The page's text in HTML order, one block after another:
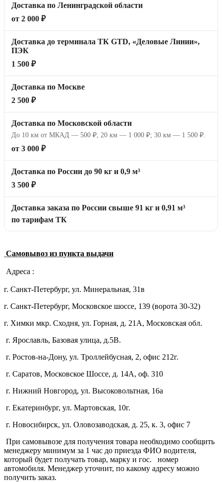
Доставка по Ленинградской области
от 2 000 ₽
Доставка до терминала ТК GTD, «Деловые Линии»,
ПЭК
1 500 ₽
Доставка по Москве
2 500 ₽
Доставка по Московской области
До 10 км от МКАД — 500 ₽; 20 км — 1 000 ₽; 30 км — 1 500 ₽.
от 3 000 ₽
Доставка по России до 90 кг и 0,9 м³
3 500 ₽
Доставка заказа по России свыше 91 кг и 0,91 м³
по тарифам ТК
Самовывоз из пункта выдачи
Адреса :
г. Санкт-Петербург, ул. Минеральная, 31в
г. Санкт-Петербург, Московское шоссе, 139 (ворота 30-32)
г. Химки мкр. Сходня, ул. Горная, д. 21А, Московская обл.
г. Ярославль, Базовая улица, д.5В.
г. Ростов-на-Дону, ул. Троллейбусная, 2, офис 212г.
г. Саратов, Московское Шоссе, д. 14А, оф. 310
г. Нижний Новгород, ул. Высоковольтная, 16а
г. Екатеринбург, ул. Мартовская, 10г.
г. Новосибирск, ул. Оловозаводская, д. 25, к. 3, офис 7
При самовывозе для получения товара необходимо сообщить
менеджеру минимум за 1 час до приезда ФИО водителя,
который будет получать товар, марку и гос. номер
автомобиля. Менеджер уточнит, по какому адресу можно
получить заказ.